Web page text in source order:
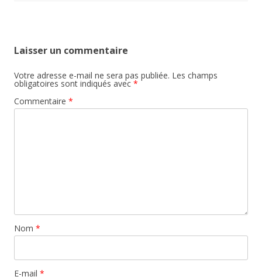
Laisser un commentaire
Votre adresse e-mail ne sera pas publiée. Les champs
obligatoires sont indiqués avec *
Commentaire *
Nom *
E-mail *